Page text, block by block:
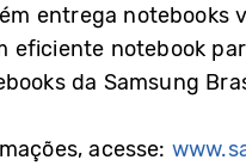
entrega notebooks
eficiente notebook
da Samsung
acesse: